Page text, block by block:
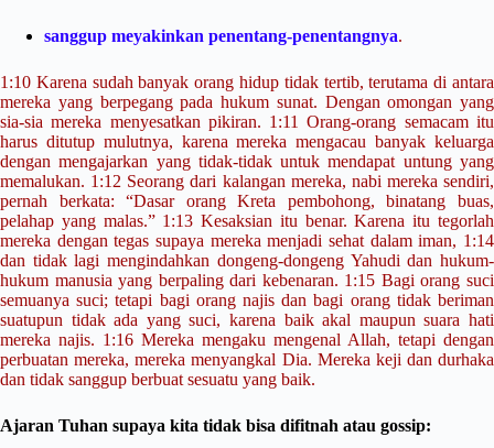
sanggup meyakinkan penentang-penentangnya.
1:10 Karena sudah banyak orang hidup tidak tertib, terutama di antara
mereka yang berpegang pada hukum sunat. Dengan omongan yang
sia-sia mereka menyesatkan pikiran. 1:11 Orang-orang semacam itu
harus ditutup mulutnya, karena mereka mengacau banyak keluarga
dengan mengajarkan yang tidak-tidak untuk mendapat untung yang
memalukan. 1:12 Seorang dari kalangan mereka, nabi mereka sendiri,
pernah berkata: “Dasar orang Kreta pembohong, binatang buas,
pelahap yang malas.” 1:13 Kesaksian itu benar. Karena itu tegorlah
mereka dengan tegas supaya mereka menjadi sehat dalam iman, 1:14
dan tidak lagi mengindahkan dongeng-dongeng Yahudi dan hukum-
hukum manusia yang berpaling dari kebenaran. 1:15 Bagi orang suci
semuanya suci; tetapi bagi orang najis dan bagi orang tidak beriman
suatupun tidak ada yang suci, karena baik akal maupun suara hati
mereka najis. 1:16 Mereka mengaku mengenal Allah, tetapi dengan
perbuatan mereka, mereka menyangkal Dia. Mereka keji dan durhaka
dan tidak sanggup berbuat sesuatu yang baik.
Ajaran Tuhan supaya kita tidak bisa difitnah atau gossip: